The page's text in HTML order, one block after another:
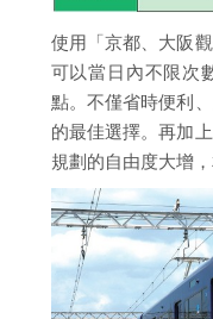
使用「京都、大阪
可以當日內不限次
點。不僅省時便利
的最佳選擇。再加
規劃的自由度大增，